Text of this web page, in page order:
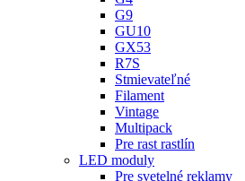
G9
GU10
GX53
R7S
Stmievateľné
Filament
Vintage
Multipack
Pre rast rastlín
LED moduly
Pre svetelné reklamy